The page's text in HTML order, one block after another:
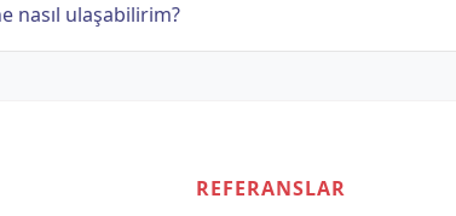
nasıl ulaşabilirim?
REFERANSLAR